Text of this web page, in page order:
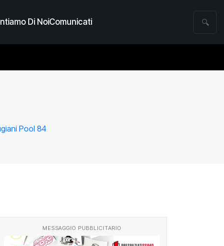
Di NoiComunicati 🔍
Pool 84
MESSAGGIO PUBBLICITARIO